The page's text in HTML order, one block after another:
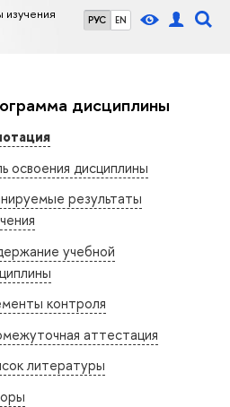
РУС EN
дисциплины
освоения дисциплины
результаты
учебной
контроля
аттестация
литературы